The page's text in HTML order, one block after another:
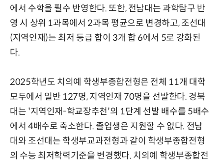
에서 수학을 필수 반영한다. 또한, 전남대는 과학탐구 반
영 시 상위 1과목에서 2과목 평균으로 변경하고, 조선대
(지역인재)는 최저 등급 합이 3개 합 6에서 5로 강화된
다.
2025학년도 치의예 학생부종합전형은 전체 11개 대학
모두에서 일반 127명, 지역인재 70명을 선발한다. 경북
대는 '지역인재-학교장추천'의 1단계 선발 배수를 5배수
에서 4배수로 축소한다. 졸업생은 지원할 수 없다. 전남
대와 조선대는 학생부교과전형과 같이 학생부종합전형
의 수능 최저학력기준을 변경했다. 치의예 학생부종합전